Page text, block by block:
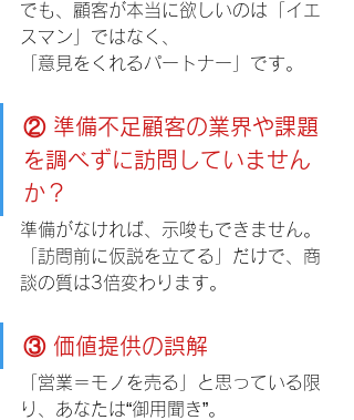
でも、顧客が本当に欲しいのは「イエ
スマン」ではなく、
「意見をくれるパートナー」です。
② 準備不足顧客の業界や課題
を調べずに訪問していません
か？
準備がなければ、示唆もできません。
「訪問前に仮説を立てる」だけで、商
談の質は3倍変わります。
③ 価値提供の誤解
「営業＝モノを売る」と思っている限
り、あなたは“御用聞き”。